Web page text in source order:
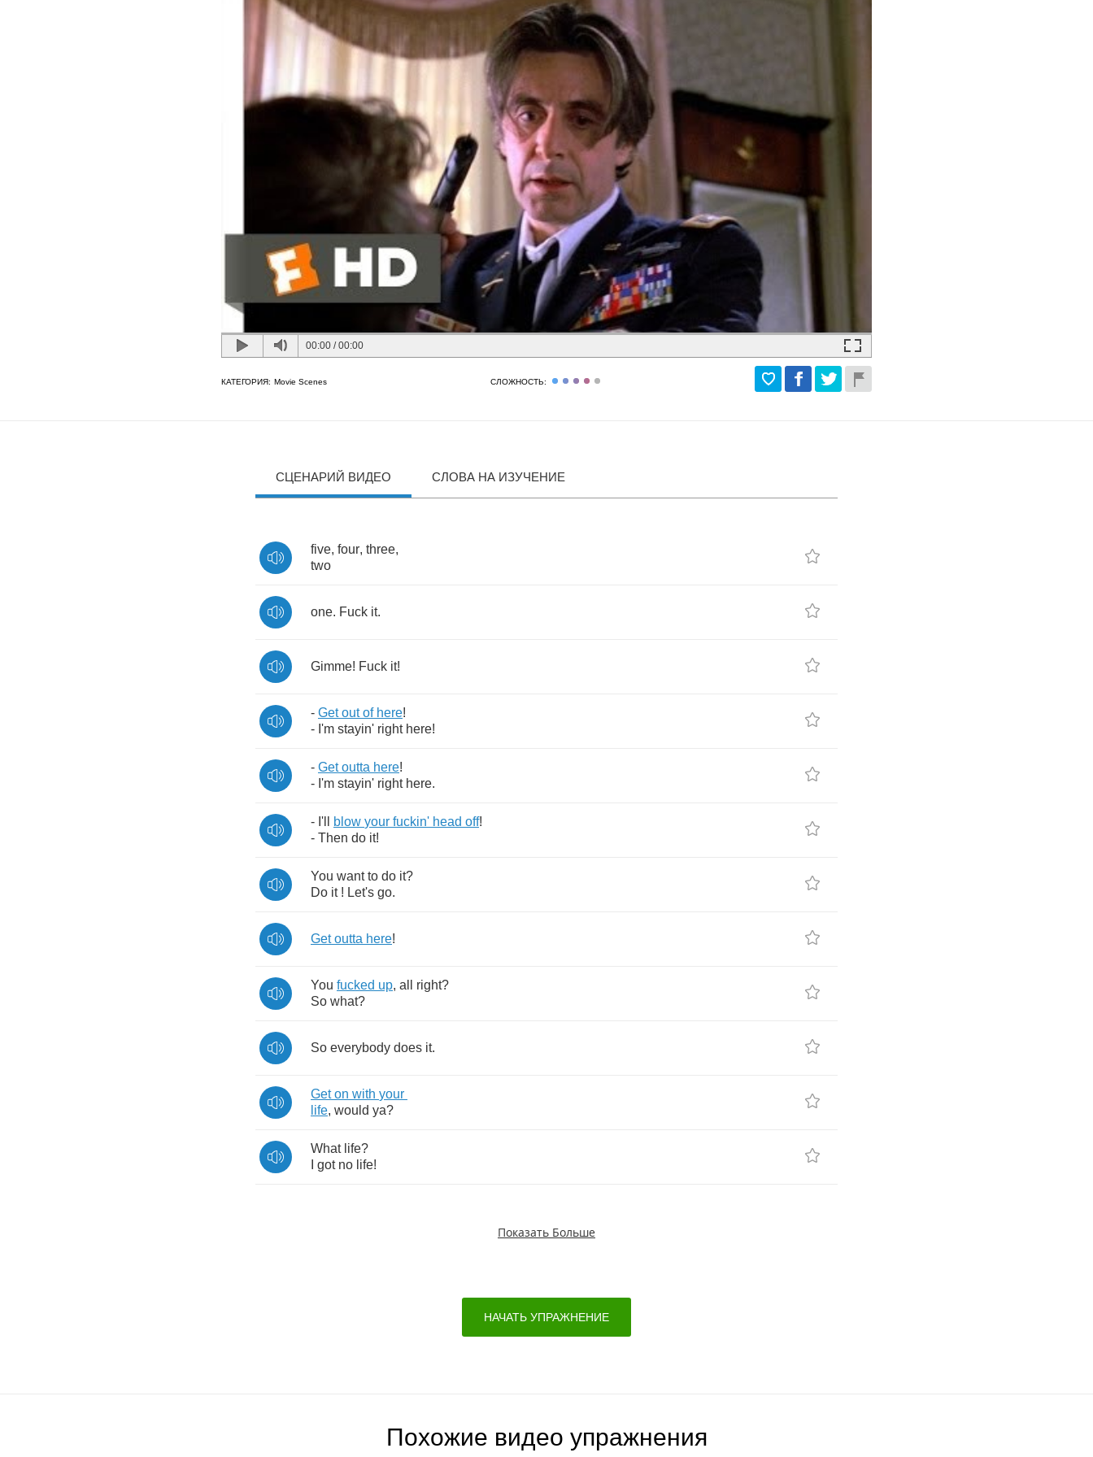
00:00 /00:00
КАТЕГОРИЯ: Movie Scenes СЛОЖНОСТЬ:
СЦЕНАРИЙ ВИДЕО СЛОВА НА ИЗУЧЕНИЕ
five, four, three,
two
one. Fuck it.
Gimme! Fuck it!
- Get out of here!
- I'm stayin' right here!
- Get outta here!
- I'm stayin' right here.
- I'll blow your fuckin' head off!
- Then do it!
You want to do it?
Do it! Let's go.
Get outta here!
You fucked up, all right?
So what?
So everybody does it.
Get on with your
life, would ya?
What life?
got no life!
Показать Больше
НАЧАТЬ УПРАЖНЕНИЕ
Похожие видео упражнения